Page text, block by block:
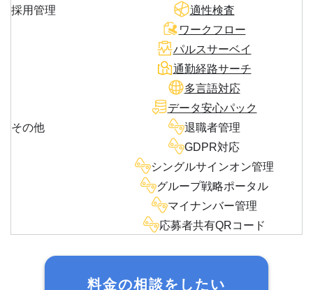
採用管理
適性検査
その他
ワークフロー
パルスサーベイ
通勤経路サーチ
多言語対応
データ安心パック
退職者管理
GDPR対応
シングルサインオン管理
グループ戦略ポータル
マイナンバー管理
応募者共有QRコード
料金の相談をしたい